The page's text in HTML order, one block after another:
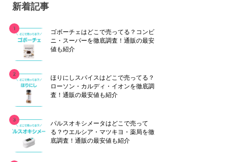
新着記事
ゴボーチェはどこで売ってる？コンビ
ニ・スーパーを徹底調査！通販の最安
値も紹介
ほりにしスパイスはどこで売ってる？
ローソン・カルディ・イオンを徹底調
査！通販の最安値も紹介
パルスオキシメータはどこで売って
る？ウエルシア・マツキヨ・薬局を徹
底調査！通販の最安値も紹介